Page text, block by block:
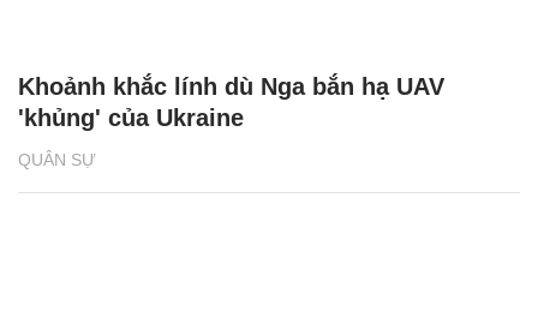
QUÂN SỰ
Khoảnh khắc lính dù Nga bắn hạ UAV
'khủng' của Ukraine